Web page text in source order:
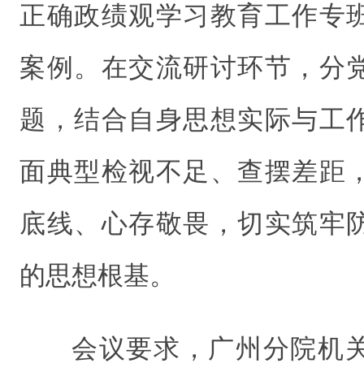
正确政绩观学习教育工作专
案例。在交流研讨环节，分
题，结合自身思想实际与工
面典型检视不足、查摆差距
底线、心存敬畏，切实筑牢
的思想根基。
会议要求，广州分院机